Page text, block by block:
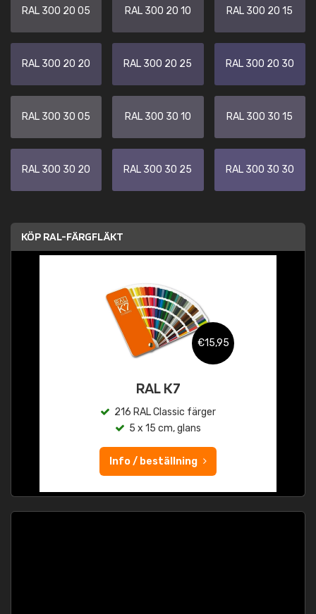
RAL 300 20 05 RAL 300 20 10 RAL 300 20 15
RAL 300 20 20 RAL 300 20 25 RAL 300 20 30
RAL 300 30 05 RAL 300 30 10 RAL 300 30 15
RAL 300 30 20 RAL 300 30 25 RAL 300 30 30
KÖP RAL-FÄRGFLÄKT
€15,95
RAL K7
216 RAL Classic färger
5 x 15 cm, glans
Info / beställning